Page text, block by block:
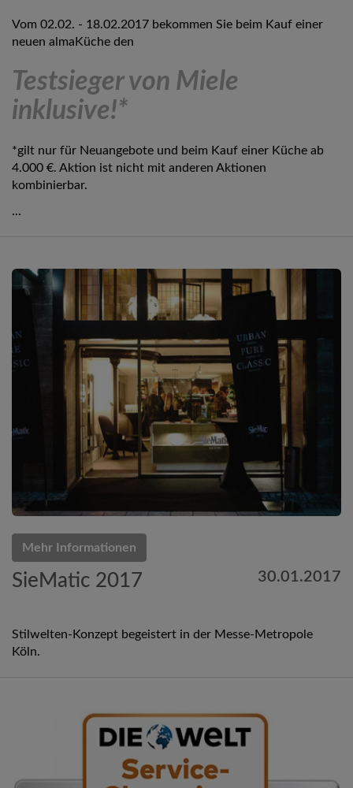
Vom 02.02. - 18.02.2017 bekommen Sie beim Kauf einer
neuen almaKüche den
Testsieger von Miele
inklusive!*
*gilt nur für Neuangebote und beim Kauf einer Küche ab
4.000 €. Aktion ist nicht mit anderen Aktionen
kombinierbar.
...
Mehr Informationen
SieMatic 2017 30.01.2017
Stilwelten-Konzept begeistert in der Messe-Metropole
Köln.